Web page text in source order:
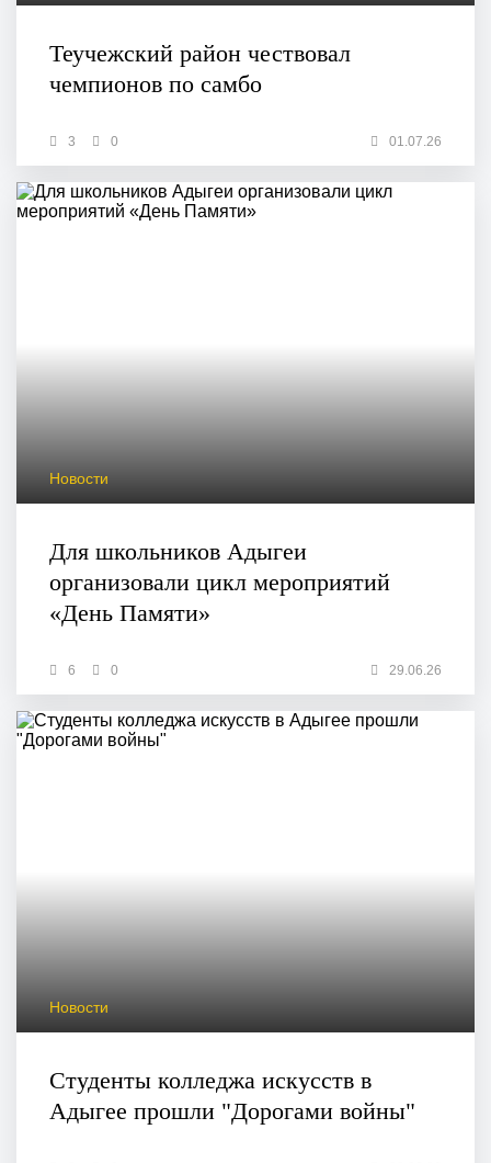
Теучежский район чествовал
чемпионов по самбо
3 0 01.07.26
Новости
Для школьников Адыгеи
организовали цикл мероприятий
«День Памяти»
6 0 29.06.26
Новости
Студенты колледжа искусств в
Адыгее прошли "Дорогами войны"